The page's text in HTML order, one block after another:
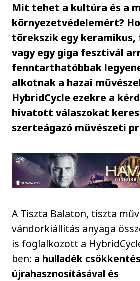
Mit tehet a kultúra és a
környezetvédelemért?
törekszik egy keramikus,
vagy egy giga fesztivál
fenntarthatóbbak
alkotnak a hazai
HybridCycle ezekre a
hivatott válaszokat
szerteágazó művészeti
A Tiszta Balaton, tiszta
vándorkiállítás anyaga
is foglalkozott a
ben: a hulladék
újrahasznosításával és